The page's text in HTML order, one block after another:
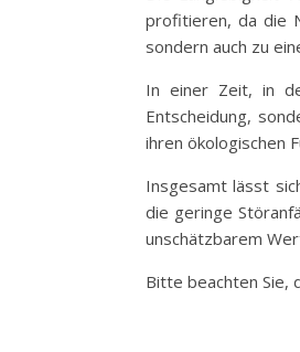
profitieren, da die
sondern auch zu
In einer Zeit, in
Entscheidung,
ihren ökologischen
Insgesamt lässt
die geringe
unschätzbarem
Bitte beachten Sie,